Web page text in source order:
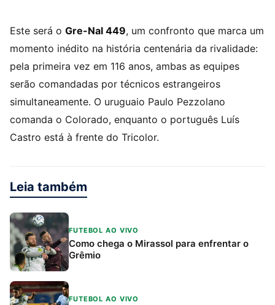
Este será o Gre-Nal 449, um confronto que marca um
momento inédito na história centenária da rivalidade:
pela primeira vez em 116 anos, ambas as equipes
serão comandadas por técnicos estrangeiros
simultaneamente. O uruguaio Paulo Pezzolano
comanda o Colorado, enquanto o português Luís
Castro está à frente do Tricolor.
Leia também
FUTEBOL AO VIVO
Como chega o Mirassol para enfrentar o
Grêmio
FUTEBOL AO VIVO